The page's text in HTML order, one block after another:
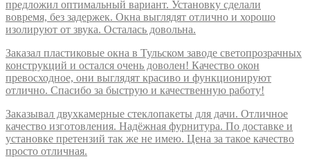
предложил оптимальный вариант. Установку сделали
вовремя, без задержек. Окна выглядят отлично и хорошо
изолируют от звука. Осталась довольна.
Заказал пластиковые окна в Тульском заводе светопрозрачных
конструкций и остался очень доволен! Качество окон
превосходное, они выглядят красиво и функционируют
отлично. Спасибо за быструю и качественную работу!
Заказывал двухкамерные стеклопакеты для дачи. Отличное
качество изготовления. Надёжная фурнитура. По доставке и
установке претензий так же не имею. Цена за такое качество
просто отличная.